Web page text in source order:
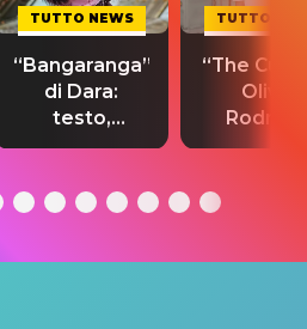
TUTTO NEWS
“Bangaranga”
di Dara:
testo,
traduzione e
del singolo
TUTTO
“The
Olivia
testo,